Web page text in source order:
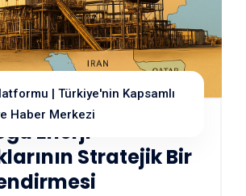
| Türkiye'nin Kapsamlı
Haber Merkezi
Enerji
Stratejik Bir